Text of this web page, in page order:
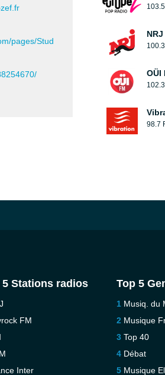
pages/Stud
NRJ
OÜI
98.7
5 Stations radios
FM
Inter
Top 5
Musiq. du
Musique
Top 40
Débat
Musique